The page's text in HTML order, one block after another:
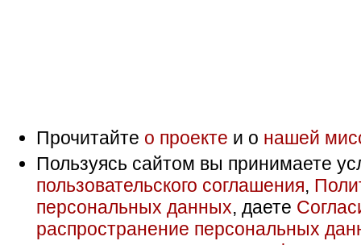
Прочитайте о проекте и о нашей
Пользуясь сайтом вы принимаете
пользовательского соглашения,
персональных данных, даете
распространение персональных